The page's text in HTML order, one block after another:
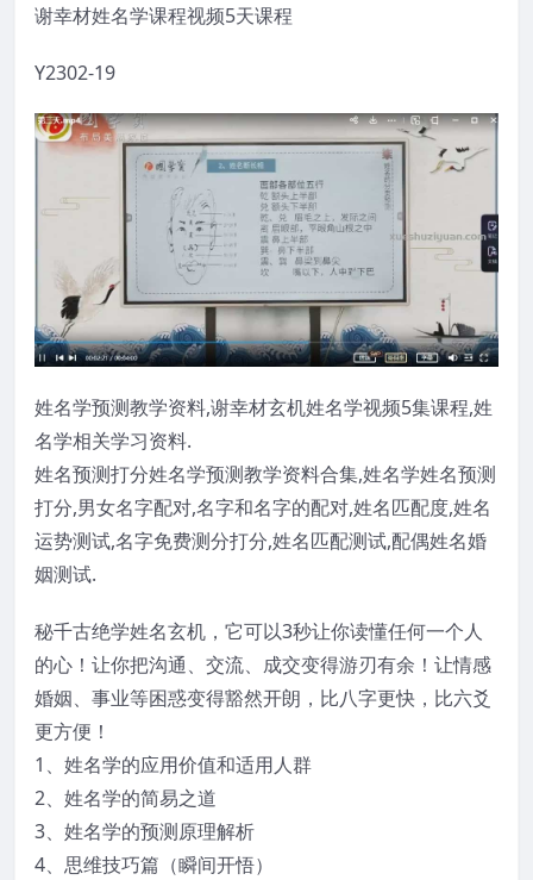
谢幸材姓名学课程视频5天课程
Y2302-19
姓名学预测教学资料,谢幸材玄机姓名学视频5集课程,姓
名学相关学习资料.
姓名预测打分姓名学预测教学资料合集,姓名学姓名预测
打分,男女名字配对,名字和名字的配对,姓名匹配度,姓名
运势测试,名字免费测分打分,姓名匹配测试,配偶姓名婚
姻测试.
秘千古绝学姓名玄机，它可以3秒让你读懂任何一个人
的心！让你把沟通、交流、成交变得游刃有余！让情感
婚姻、事业等困惑变得豁然开朗，比八字更快，比六爻
更方便！
1、姓名学的应用价值和适用人群
2、姓名学的简易之道
3、姓名学的预测原理解析
4、思维技巧篇（瞬间开悟）